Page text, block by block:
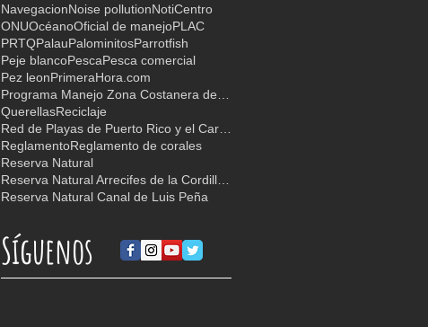
NavegacionNoise pollutionNotiCentro
ONUOcéanoOficial de manejoPLAC
PRTQPalauPalominitosParrotfish
Peje blancoPescaPesca comercial
Pez leonPrimeraHora.com
QuerellasReciclaje
ReglamentoReglamento de corales
Reserva Natural
Reserva Natural Canal de Luis Peña
Síguenos